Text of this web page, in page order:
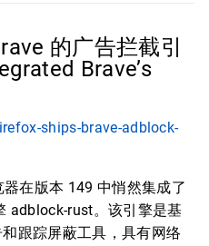
的广告拦截引
Brave’s
ships-brave-adblock-
在版本 149 中悄然集成了
adblock-rust。该引擎是基
跟踪屏蔽工具，具有网络